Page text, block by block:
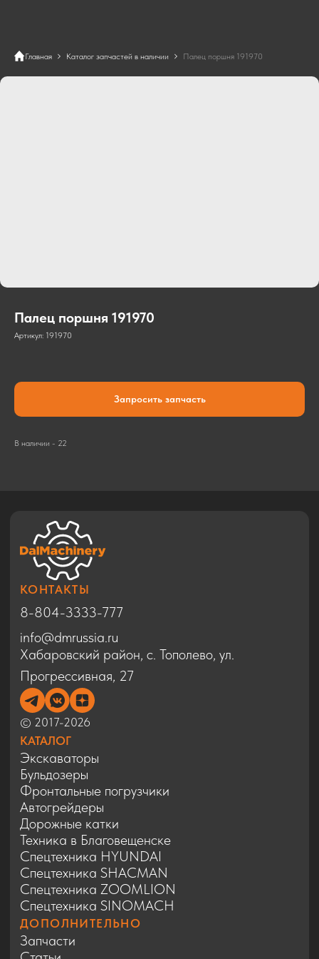
Главная Каталог запчастей в наличии Палец поршня 191970
Палец поршня 191970
Артикул: 191970
Запросить запчасть
В наличии - 22
8-804-3333-777
КАТАЛОГ
Экскаваторы
Бульдозеры
Фронтальные погрузчики
Автогрейдеры
Дорожные катки
Спецтехника HYUNDAI
Спецтехника ZOOMLION
Спецтехника SINOMACH
ДОПОЛНИТЕЛЬНО
Запчасти
Статьи
Сервис
Контакты
Карта сайта
Политика конфиденциальности